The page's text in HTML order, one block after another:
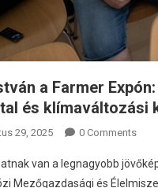
a Farmer
és klímaváltozási
29, 2025 0 Comments
van a legnagyobb
Mezőgazdasági és